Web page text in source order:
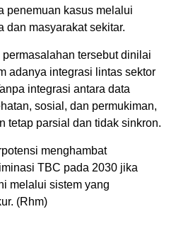
penemuan kasus melalui
dan masyarakat sekitar.
tersebut dinilai
adanya integrasi lintas sektor
integrasi antara data
sosial, dan permukiman,
tetap parsial dan tidak sinkron.
menghambat
TBC pada 2030 jika
melalui sistem yang
(Rhm)